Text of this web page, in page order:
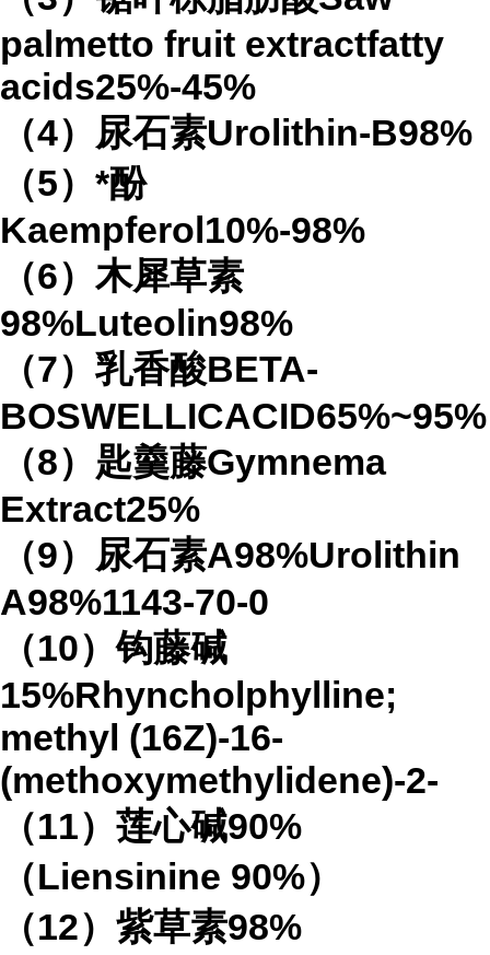
palmetto fruit extractfatty
acids25%-45%
（4）尿石素Urolithin-B98%
（5）*酚
Kaempferol10%-98%
（6）木犀草素
98%Luteolin98%
（7）乳香酸BETA-
BOSWELLICACID65%~95%
（8）匙羹藤Gymnema
Extract25%
（9）尿石素A98%Urolithin
A98%1143-70-0
（10）钩藤碱
15%Rhyncholphylline;
methyl (16Z)-16-
(methoxymethylidene)-2-
（11）莲心碱90%
（Liensinine 90%）
（12）紫草素98%